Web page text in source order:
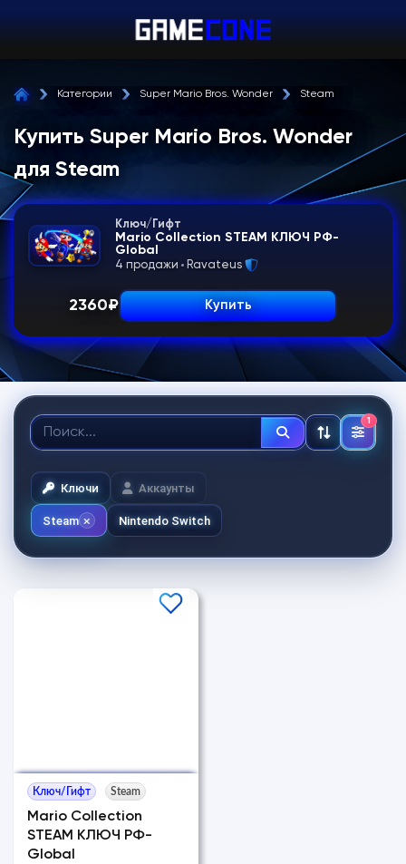
Категории Super Mario Bros. Wonder Steam
Купить Super Mario Bros. Wonder
для Steam
Ключ/Гифт
Mario Collection STEAM КЛЮЧ РФ-
Global
4 продажи Ravateus
2360₽ Купить
1
Ключи Аккаунты
Steam Nintendo Switch
Ключ/Гифт Steam
Mario Collection
STEAM КЛЮЧ РФ-
Global